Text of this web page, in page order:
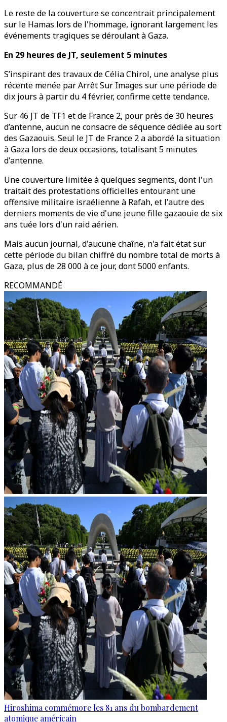
Le reste de la couverture se concentrait principalement
sur le Hamas lors de l'hommage, ignorant largement les
événements tragiques se déroulant à Gaza.
En 29 heures de JT, seulement 5 minutes
S’inspirant des travaux de Célia Chirol, une analyse plus
récente menée par Arrêt Sur Images sur une période de
dix jours à partir du 4 février, confirme cette tendance.
Sur 46 JT de TF1 et de France 2, pour près de 30 heures
d’antenne, aucun ne consacre de séquence dédiée au sort
des Gazaouis. Seul le JT de France 2 a abordé la situation
à Gaza lors de deux occasions, totalisant 5 minutes
d'antenne.
Une couverture limitée à quelques segments, dont l'un
traitait des protestations officielles entourant une
offensive militaire israélienne à Rafah, et l'autre des
derniers moments de vie d'une jeune fille gazaouie de six
ans tuée lors d'un raid aérien.
Mais aucun journal, d'aucune chaîne, n'a fait état sur
cette période du bilan chiffré du nombre total de morts à
Gaza, plus de 28 000 à ce jour, dont 5000 enfants.
RECOMMANDÉ
Hiroshima commémore les 81 ans du bombardement
atomique américain